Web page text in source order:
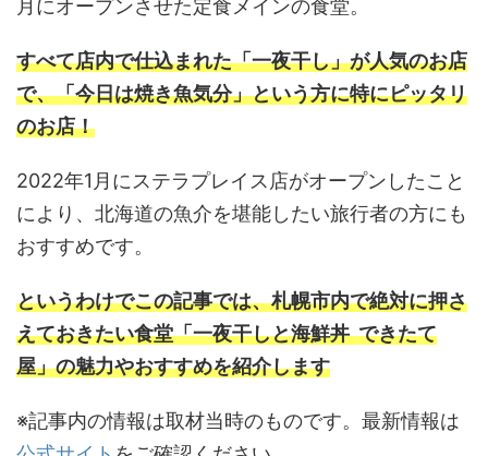
月にオープンさせた定食メインの食堂。
すべて店内で仕込まれた「一夜干し」が人気のお店
で、「今日は焼き魚気分」という方に特にピッタリ
のお店！
2022年1月にステラプレイス店がオープンしたこと
により、北海道の魚介を堪能したい旅行者の方にも
おすすめです。
というわけでこの記事では、札幌市内で絶対に押さ
えておきたい食堂「一夜干しと海鮮丼 できたて
屋」の魅力やおすすめを紹介します
※記事内の情報は取材当時のものです。最新情報は